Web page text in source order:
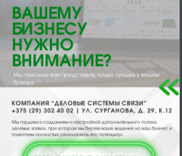
ресурс:
легковых автомобилей,
и автобусов
защиты от замерзания:
кипения:
атмосферном давлении